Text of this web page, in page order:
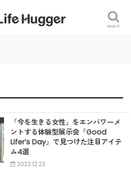
search
「今を生きる女性」をエンパワーメ
ントする体験型展示会「Good
Lifer’s Day」で見つけた注目アイテ
ム4選
2022.12.22